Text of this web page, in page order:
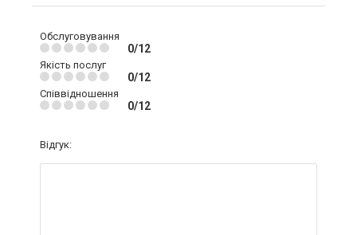
Обслуговування
0/12
Якість послуг
0/12